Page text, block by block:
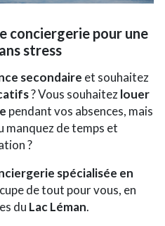
conciergerie pour une
stress
secondaire et souhaitez
? Vous souhaitezlouer
pendant vos absences, mais
manquez de temps et
?
spécialisée en
de tout pour vous, en
du Lac Léman.